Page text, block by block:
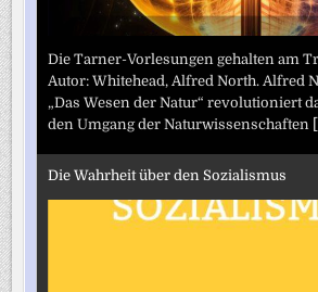
Die Tarner-Vorlesungen gehalten am
Autor: Whitehead, Alfred North. Alfred
„Das Wesen der Natur“ revolutioniert
den Umgang der Naturwissenschaften
Die Wahrheit über den Sozialismus